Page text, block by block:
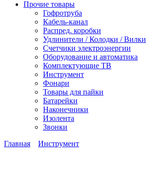
Прочие товары
Гофротруба
Кабель-канал
Распред. коробки
Удлинители / Колодки / Вилки
Счетчики электроэнергии
Оборудование и автоматика
Комплектующие ТВ
Инструмент
Фонари
Товары для пайки
Батарейки
Наконечники
Изолента
Звонки
Главная
Инструмент